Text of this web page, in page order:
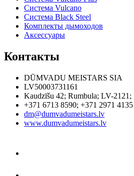
Система Vulcano
Система Black Steel
Комплекты дымоходов
Аксессуары
Контакты
DŪMVADU MEISTARS SIA
LV50003731161
Kaudzīšu 42; Rumbula; LV-2121 ;
+371 6713 8590; +371 2971 4135
dm@dumvadumeistars.lv
www.dumvadumeistars.lv